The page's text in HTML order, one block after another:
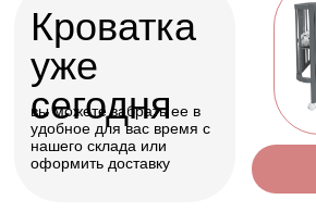
Оформить